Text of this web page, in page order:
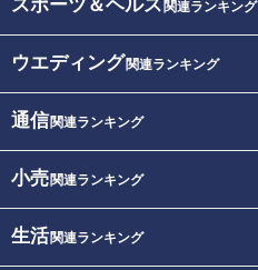
スポーツ＆ヘルス 関連ランキング
ウエディング関連ランキング
通信関連ランキング
小売関連ランキング
生活関連ランキング